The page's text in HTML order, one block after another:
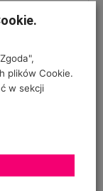
go wyłącznie do
plików Cookie.
w sekcji